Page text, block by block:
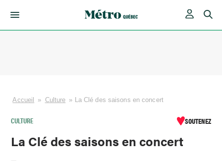
Accueil » Culture » La Clé des saisons en concert
CULTURE SOUTENEZ
La Clé des saisons en concert